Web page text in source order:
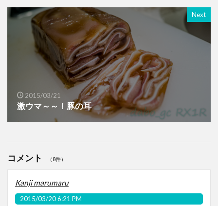
Next
2015/03/21
激ウマ～～！豚の耳
コメント （8件）
Kanji marumaru
2015/03/20 6:21 PM